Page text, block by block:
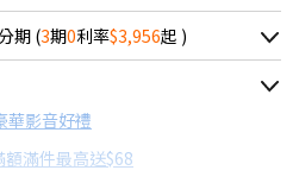
期 (3期0利率$3,956起 )
以購物車顯示為主
金額 配合銀行/業者
影音好禮
滿件最高送$68